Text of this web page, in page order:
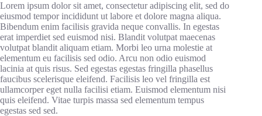
Lorem ipsum dolor sit amet, consectetur adipiscing elit, sed do
eiusmod tempor incididunt ut labore et dolore magna aliqua.
Bibendum enim facilisis gravida neque convallis. In egestas
erat imperdiet sed euismod nisi. Blandit volutpat maecenas
volutpat blandit aliquam etiam. Morbi leo urna molestie at
elementum eu facilisis sed odio. Arcu non odio euismod
lacinia at quis risus. Sed egestas egestas fringilla phasellus
faucibus scelerisque eleifend. Facilisis leo vel fringilla est
ullamcorper eget nulla facilisi etiam. Euismod elementum nisi
quis eleifend. Vitae turpis massa sed elementum tempus
egestas sed sed.